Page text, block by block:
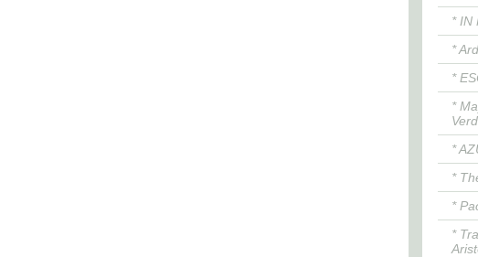
* IN
*
*
*
*
*
*
*